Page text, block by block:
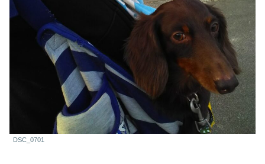
DSC_0701